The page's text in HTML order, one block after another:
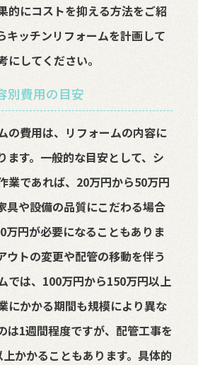
的にコストを抑える方法をご紹
キッチンリフォームを計画して
にしてください。
別費用の目安
の費用は、リフォームの内容に
ます。一般的な目安として、シ
業であれば、20万円から50万円
具や設備の品質にこだわる場合
万円が必要になることもありま
ウトの変更や配管の移動を伴う
では、100万円から150万円以上
にかかる期間も規模により異な
は1週間程度ですが、配管工事を
かかることもあります。具体的